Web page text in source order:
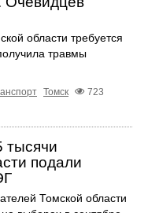
области требуется
травмы
Томск
723
тысячи
подали
Томской области